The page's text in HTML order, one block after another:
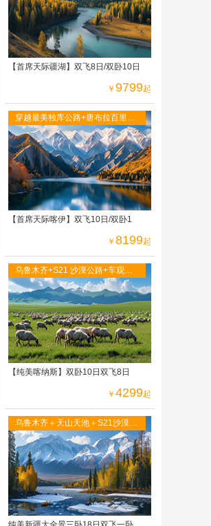
【首席天际疆湖】双飞8日/双卧10日
￥ 9799起
穿越最美独库公路+唐布拉百里画
廊
【首席天际喀伊】双飞10日/双卧1
￥ 8199起
乌鲁木齐+S21 沙漠公路+车观吉
力湖+阿禾公路+禾木+喀纳斯 五彩
滩+世界魔鬼城
【纯美喀纳斯】双卧10日双飞8日
￥ 4299起
乌鲁木齐＋天山天池＋S21沙漠高
速＋阿禾公路 ＋喀纳斯湖＋禾木
村＋五彩滩